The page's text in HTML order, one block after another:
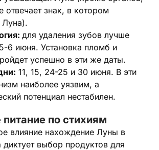
отвечает знак, в котором
Луна).
для удаления зубов лучше
6 июня. Установка пломб и
успешно в эти же даты.
11, 15, 24-25 и 30 июня. В эти
наиболее уязвим, а
потенциал нестабилен.
по стихиям
влияние нахождение Луны в
диктует выбор продуктов для